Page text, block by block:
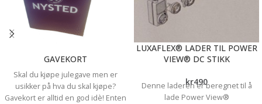
GAVEKORT
Skal du kjøpe julegave men er
usikker på hva du skal kjøpe?
Gavekort er alltid en god idè! Enten
LUXAFLEX® LADER TIL POWER
VIEW® DC STIKK
kr490
Denne laderen er beregnet til å
lade Power View®